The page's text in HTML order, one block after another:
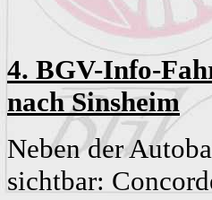
4. BGV-Info-
nachSinsheim
Neben der
sichtbar: